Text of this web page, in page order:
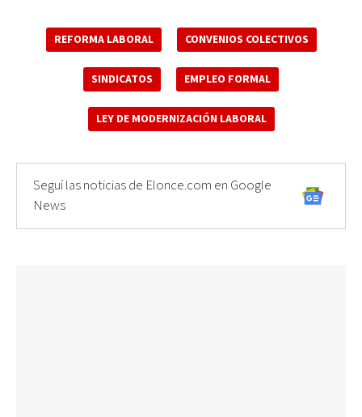
REFORMA LABORAL CONVENIOS COLECTIVOS
SINDICATOS EMPLEO FORMAL
LEY DE MODERNIZACIÓN LABORAL
Seguí las noticias de Elonce.com en Google
News